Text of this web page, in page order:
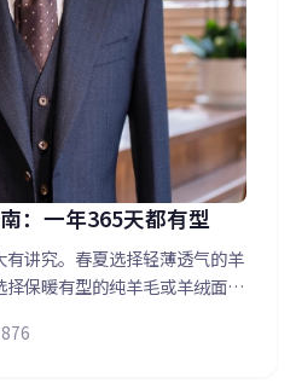
：一年365天都有型
讲究。春夏选择轻薄透气的羊
保暖有型的纯羊毛或羊绒面
衫和2条领带，基本可覆盖全年